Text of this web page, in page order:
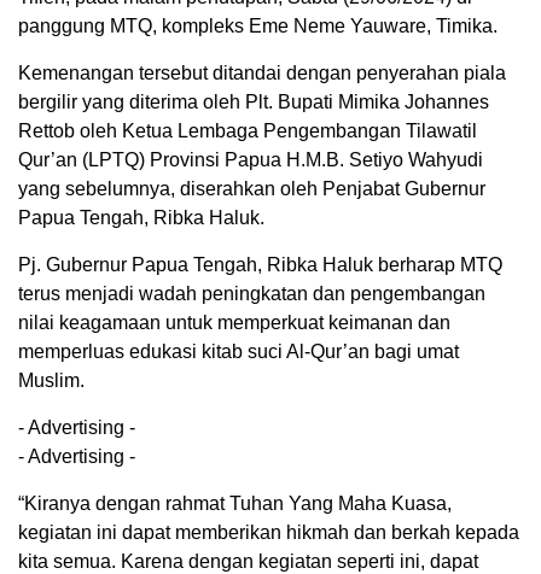
panggung MTQ, kompleks Eme Neme Yauware, Timika.
Kemenangan tersebut ditandai dengan penyerahan piala
bergilir yang diterima oleh Plt. Bupati Mimika Johannes
Rettob oleh Ketua Lembaga Pengembangan Tilawatil
Qur’an (LPTQ) Provinsi Papua H.M.B. Setiyo Wahyudi
yang sebelumnya, diserahkan oleh Penjabat Gubernur
Papua Tengah, Ribka Haluk.
Pj. Gubernur Papua Tengah, Ribka Haluk berharap MTQ
terus menjadi wadah peningkatan dan pengembangan
nilai keagamaan untuk memperkuat keimanan dan
memperluas edukasi kitab suci Al-Qur’an bagi umat
Muslim.
- Advertising -
- Advertising -
“Kiranya dengan rahmat Tuhan Yang Maha Kuasa,
kegiatan ini dapat memberikan hikmah dan berkah kepada
kita semua. Karena dengan kegiatan seperti ini, dapat